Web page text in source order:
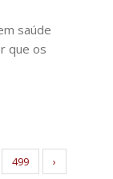
saúde
que os
499
›